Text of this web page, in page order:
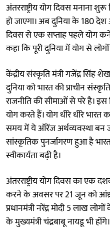
अंतरराष्ट्रीय योग दिवस मनाना
हो जाएगा। अब दुनिया के 180 देश
दिवस से एक सप्ताह पहले योग
कहा कि पूरी दुनिया में योग से
केंद्रीय संस्कृति मंत्री गजेंद्र सिंह
दुनिया को भारत की प्राचीन
राजनीति की सीमाओं से परे है।
योग करते हैं। योग धीरे धीरे
समय में ये ऑरेंज अर्थव्यवस्था बन
सांस्कृतिक पुनर्जागरण हुआ है
स्वीकार्यता बढ़ी है।
अंतरराष्ट्रीय योग दिवस का एक
करने के अवसर पर 21 जून को
प्रधानमंत्री नरेंद्र मोदी 5 लाख
के मुख्यमंत्री चंद्रबाबू नायडू भी होंगे।